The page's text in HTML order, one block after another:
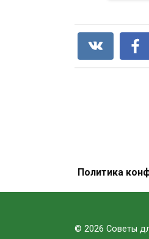
Пейте
Политика
© 2026 Советы